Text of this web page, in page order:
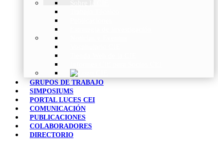
GRUPOS DE TRABAJO
SIMPOSIUMS
PORTAL LUCES CEI
COMUNICACIÓN
PUBLICACIONES
COLABORADORES
DIRECTORIO